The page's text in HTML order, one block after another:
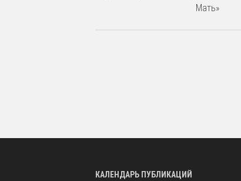
Мать»
КАЛЕНДАРЬ ПУБЛИКАЦИЙ